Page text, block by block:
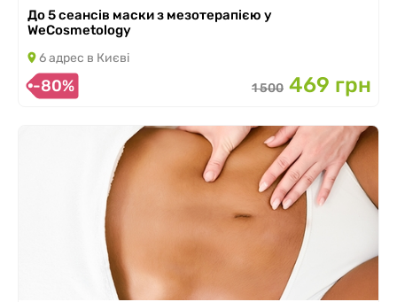
До 5 сеансів маски з мезотерапією у
WeСosmetology
6 адрес в Києві
-80% 1 500 469 грн